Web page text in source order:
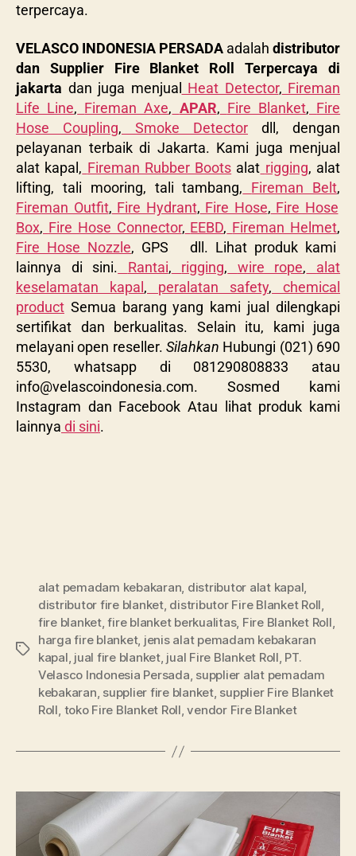
terpercaya.
VELASCO INDONESIA PERSADA adalah distributor
dan Supplier Fire Blanket Roll Terpercaya di
jakarta dan juga menjual Heat Detector, Fireman
Life Line, Fireman Axe, APAR, Fire Blanket, Fire
Hose Coupling, Smoke Detector dll, dengan
pelayanan terbaik di Jakarta. Kami juga menjual
alat kapal, Fireman Rubber Boots alat rigging, alat
lifting, tali mooring, tali tambang,
Fireman Belt,
Fireman Outfit, Fire Hydrant, Fire Hose, Fire Hose
Box, Fire Hose Connector, EEBD, Fireman Helmet,
Fire Hose Nozzle, GPS dll. Lihat produk kami
lainnya di sini.
Rantai, rigging, wire rope,
alat
keselamatan kapal, peralatan safety,
chemical
product Semua barang yang kami jual dilengkapi
sertifikat dan berkualitas. Selain itu, kami juga
melayani open reseller. Silahkan Hubungi (021) 690
5530, whatsapp di 081290808833 atau
info@velascoindonesia.com. Sosmed kami
Instagram dan Facebook Atau lihat produk kami
lainnya di sini.
alat pemadam kebakaran, distributor alat kapal,
distributor fire blanket, distributor Fire Blanket Roll,
fire blanket,fire blanket berkualitas, Fire Blanket Roll,
harga fire blanket, jenis alat pemadam kebakaran
kapal, jual fire blanket, jual Fire Blanket Roll, PT.
Velasco Indonesia Persada, supplier alat pemadam
kebakaran, supplier fire blanket, supplier Fire Blanket
Roll, toko Fire Blanket Roll,vendor Fire Blanket